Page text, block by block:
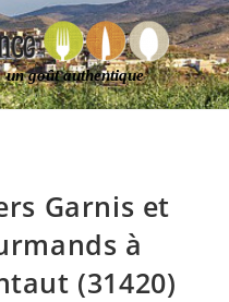
goût authentique
Garnis et
à
(31420)